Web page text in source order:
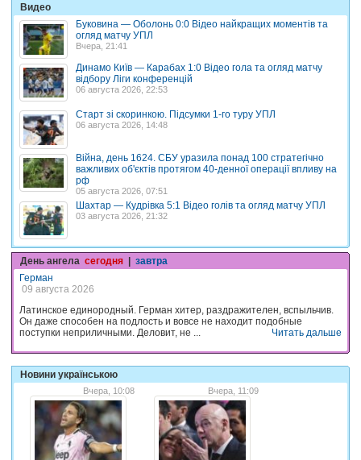
Видео
Буковина — Оболонь 0:0 Відео найкращих моментів та
огляд матчу УПЛ
Вчера, 21:41
Динамо Київ — Карабах 1:0 Відео гола та огляд матчу
відбору Ліги конференцій
06 августа 2026, 22:53
Старт зі скоринкою. Підсумки 1-го туру УПЛ
06 августа 2026, 14:48
Війна, день 1624. СБУ уразила понад 100 стратегічно
важливих об'єктів протягом 40-денної операції впливу на
рф
05 августа 2026, 07:51
Шахтар — Кудрівка 5:1 Відео голів та огляд матчу УПЛ
03 августа 2026, 21:32
День ангела сегодня
завтра
Герман
09 августа 2026
Латинское единородный. Герман хитер, раздражителен, вспыльчив.
Он даже способен на подлость и вовсе не находит подобные
поступки неприличными. Деловит, не ...
Читать дальше
Новини українською
Вчера, 10:08 Вчера, 11:09